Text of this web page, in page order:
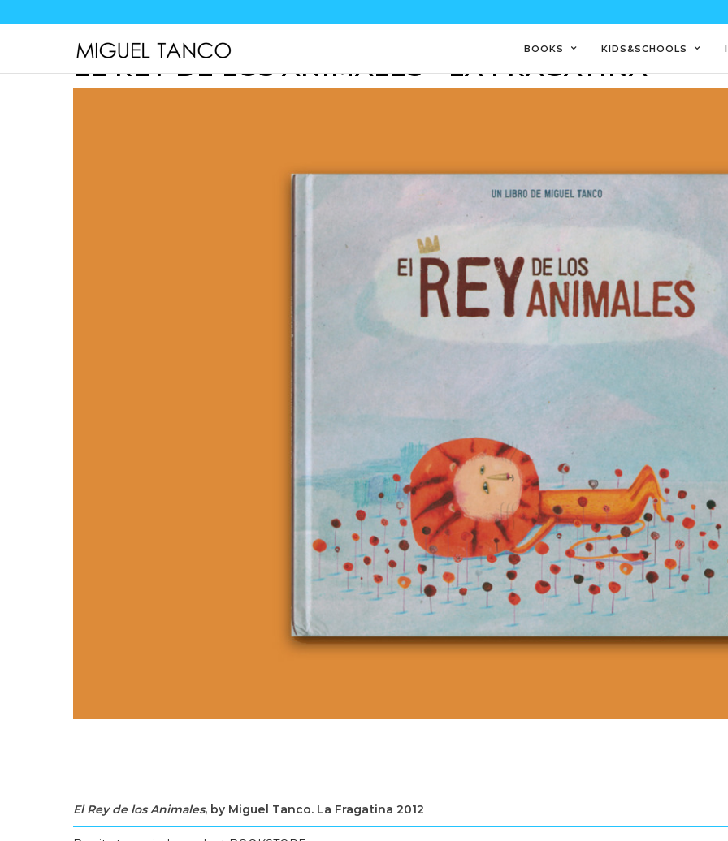
BOOKS KIDS&SCHOOLS
EL REY DE LOS ANIMALES - LA FRAGATINA
El Rey de los Animales, by Miguel Tanco. La Fragatina 2012